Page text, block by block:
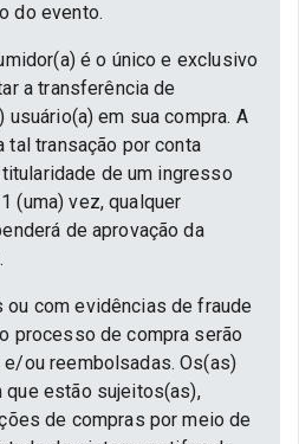
do evento.
é o único e exclusivo
a transferência de
em sua compra. A
tal transação por conta
de um ingresso
(uma) vez, qualquer
de aprovação da
ou com evidências de fraude
processo de compra serão
ou reembolsadas. Os(as)
que estão sujeitos(as),
de compras por meio de